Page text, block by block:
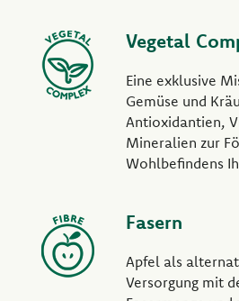
Vegetal
Eine exklusive
Gemüse und
Antioxidantien,
Mineralien zur
Wohlbefindens
Fasern
Apfel als
Versorgung mit